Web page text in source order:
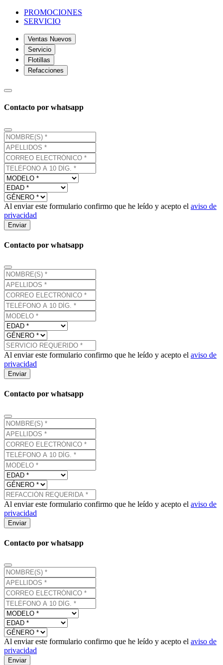
PROMOCIONES
SERVICIO
Ventas Nuevos
Servicio
Flotillas
Refacciones
Contacto por whatsapp
Al enviar este formulario confirmo que he leído y acepto el aviso de
privacidad
Enviar
Contacto por whatsapp
Al enviar este formulario confirmo que he leído y acepto el aviso de
privacidad
Enviar
Contacto por whatsapp
Al enviar este formulario confirmo que he leído y acepto el aviso de
privacidad
Enviar
Contacto por whatsapp
Al enviar este formulario confirmo que he leído y acepto el aviso de
privacidad
Enviar